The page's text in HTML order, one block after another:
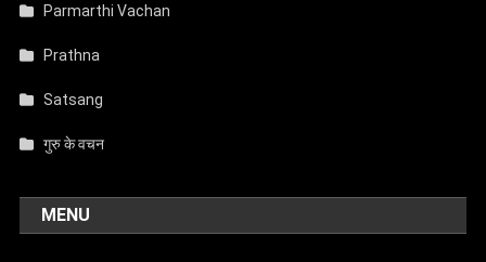
Parmarthi Vachan
Prathna
Satsang
गुरु के वचन
MENU